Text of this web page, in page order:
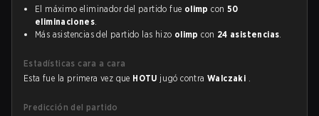
El máximo eliminador del partido fue olimp con 50
eliminaciones.
Más asistencias del partido las hizo olimp con 24 asistencias.
Estadísticas cara a cara
Esta fue la primera vez que HOTU jugó contraWalczaki .
Predicción del partido